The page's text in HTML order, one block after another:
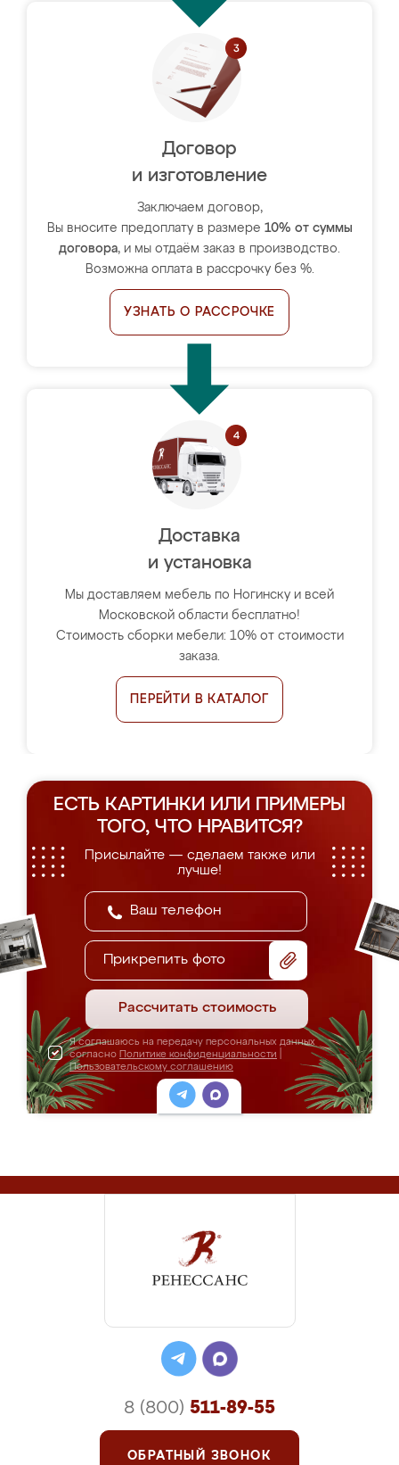
Договор
и изготовление
Заключаем договор,
Вы вносите предоплату в размере 10% от суммы
договора, и мы отдаём заказ в производство.
Возможна оплата в рассрочку без %.
УЗНАТЬ О РАССРОЧКЕ
Доставка
и установка
Мы доставляем мебель по Ногинску и всей
Московской области бесплатно!
Стоимость сборки мебели: 10% от стоимости
заказа.
ПЕРЕЙТИ В КАТАЛОГ
ЕСТЬ КАРТИНКИ ИЛИ ПРИМЕРЫ
ТОГО, ЧТО НРАВИТСЯ?
Присылайте — сделаем также или
лучше!
Прикрепить фото
Рассчитать стоимость
Я соглашаюсь на передачу персональных данных
согласно Политике конфиденциальности
Пользовательскому соглашению
8 (800) 511-89-55
ОБРАТНЫЙ ЗВОНОК